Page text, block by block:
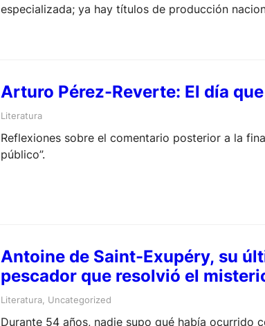
especializada; ya hay títulos de producción
Arturo Pérez-Reverte: El día
Literatura
Reflexiones sobre el comentario posterior a la
público”.
Antoine de Saint-Exupéry, su
pescador que resolvió el
Literatura, Uncategorized
Durante 54 años, nadie supo qué había ocurrido